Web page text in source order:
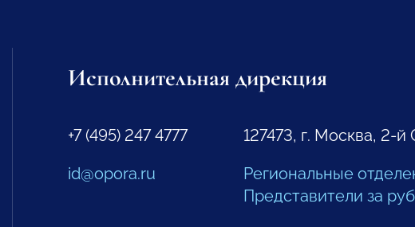
Исполнительная дирекция
+7 (495) 247 4777
id@opora.ru
127473, г. Москва, 2-
Региональные
Представители за